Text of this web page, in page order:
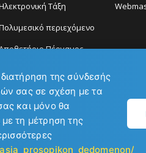
Τάξη
περιεχόμενο
Πέργαμος
Διάγνωση και Πρόγνωση
Φαινομένων της σύνδεσής
σας σε σχέση με τα
και μόνο θα
τη μέτρηση της